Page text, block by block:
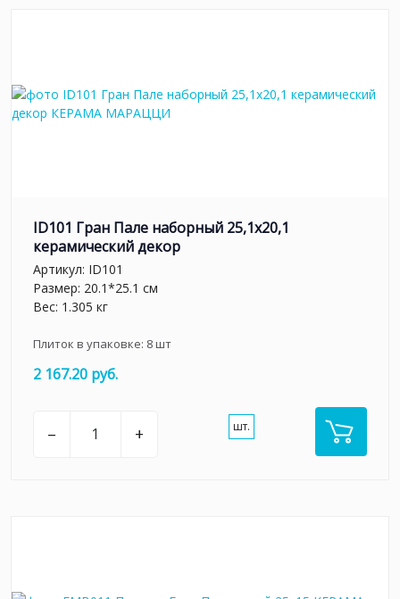
ID101 Гран Пале наборный 25,1x20,1
керамический декор
Артикул: ID101
Размер: 20.1*25.1 см
Вес: 1.305 кг
Плиток в упаковке: 8шт
2 167.20 руб.
– + шт.